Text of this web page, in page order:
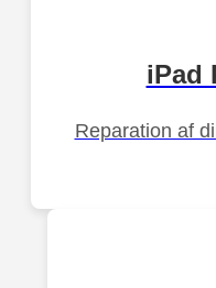
iPad
Reparation af